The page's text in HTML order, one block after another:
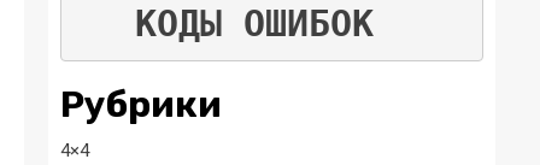
КОДЫ ОШИБОК
Рубрики
4×4